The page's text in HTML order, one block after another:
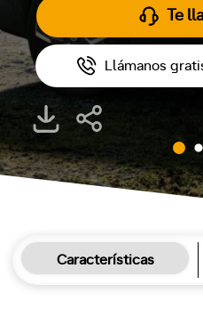
Te
Llámanos
Características